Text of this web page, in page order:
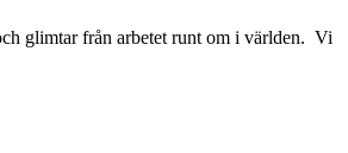
glimtar från arbetet runt om i världen. Vi